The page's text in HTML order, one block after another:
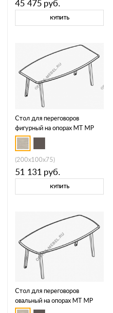
45 475 руб.
КУПИТЬ
Стол для переговоров
фигурный на опорах МТ МР
Б1Б 143
(200x100x75)
51 131 руб.
КУПИТЬ
Стол для переговоров
овальный на опорах МТ МР
Б1Б 145